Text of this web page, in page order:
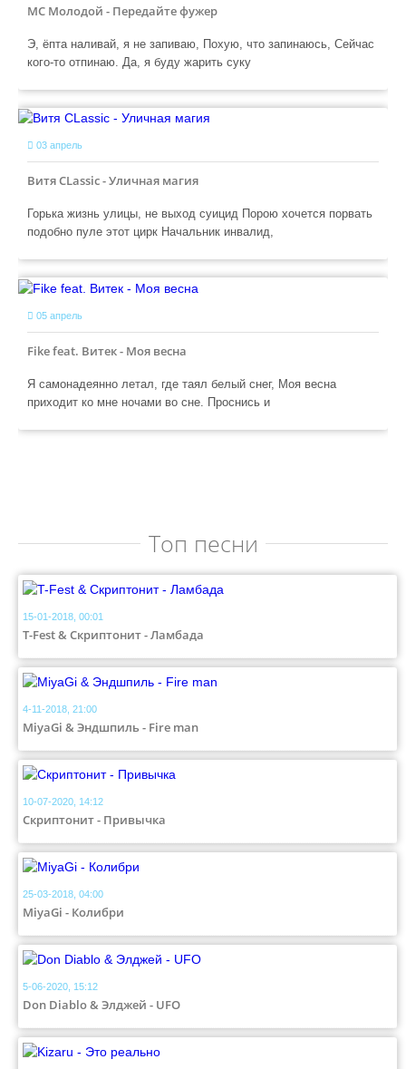
MC Молодой - Передайте фужер
Э, ёпта наливай, я не запиваю, Похую, что запинаюсь, Сейчас
кого-то отпинаю. Да, я буду жарить суку
03 апрель
Витя CLassic - Уличная магия
Горька жизнь улицы, не выход суицид Порою хочется порвать
подобно пуле этот цирк Начальник инвалид,
05 апрель
Fike feat. Витек - Моя весна
Я самонадеянно летал, где таял белый снег, Моя весна
приходит ко мне ночами во сне. Проснись и
Топ песни
15-01-2018, 00:01
T-Fest & Скриптонит - Ламбада
4-11-2018, 21:00
MiyaGi & Эндшпиль - Fire man
10-07-2020, 14:12
Скриптонит - Привычка
25-03-2018, 04:00
MiyaGi - Колибри
5-06-2020, 15:12
Don Diablo & Элджей - UFO